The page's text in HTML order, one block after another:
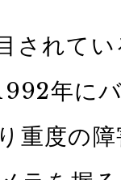
されて
年に
重度の